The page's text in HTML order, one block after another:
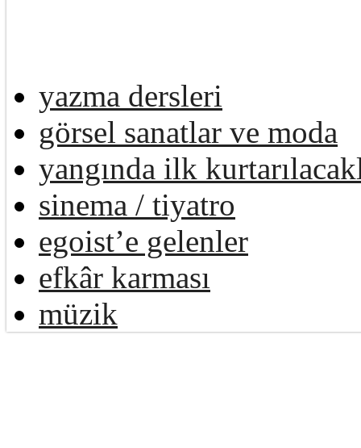
yazma dersleri
görsel sanatlar ve moda
yangında ilk
sinema / tiyatro
egoist’e gelenler
efkâr karması
müzik